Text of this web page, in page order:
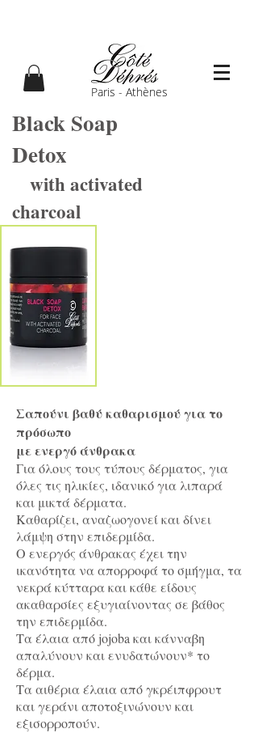
Paris - Athènes
Black Soap
Detox
with activated
charcoal
Σαπούνι βαθύ καθαρισμού για το
πρόσωπο
με ενεργό άνθρακα
Για όλους τους τύπους δέρματος, για
όλες τις ηλικίες, ιδανικό για λιπαρά
και μικτά δέρματα.
Καθαρίζει, αναζωογονεί και δίνει
λάμψη στην επιδερμίδα.
O ενεργός άνθρακας έχει την
ικανότητα να απορροφά το σμήγμα, τα
νεκρά κύτταρα και κάθε είδους
ακαθαρσίες εξυγιαίνοντας σε βάθος
την επιδερμίδα.
Τα έλαια από jojoba και κάνναβη
απαλύνουν και ενυδατώνουν* το
δέρμα.
Τα αιθέρια έλαια από γκρέιπφρουτ
και γεράνι αποτοξινώνουν και
εξισορροπούν.